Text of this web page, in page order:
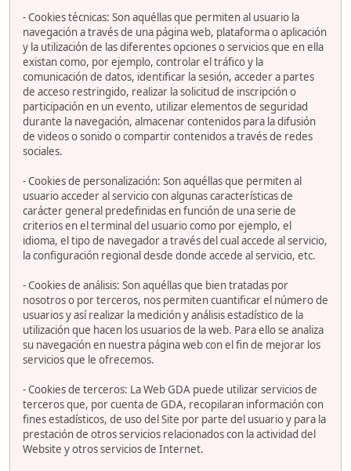
- Cookies técnicas: Son aquéllas que permiten al usuario la
navegación a través de una página web, plataforma o aplicación
y la utilización de las diferentes opciones o servicios que en ella
existan como, por ejemplo, controlar el tráfico y la
comunicación de datos, identificar la sesión, acceder a partes
de acceso restringido, realizar la solicitud de inscripción o
participación en un evento, utilizar elementos de seguridad
durante la navegación, almacenar contenidos para la difusión
de videos o sonido o compartir contenidos a través de redes
sociales.
- Cookies de personalización: Son aquéllas que permiten al
usuario acceder al servicio con algunas características de
carácter general predefinidas en función de una serie de
criterios en el terminal del usuario como por ejemplo, el
idioma, el tipo de navegador a través del cual accede al servicio,
la configuración regional desde donde accede al servicio, etc.
- Cookies de análisis: Son aquéllas que bien tratadas por
nosotros o por terceros, nos permiten cuantificar el número de
usuarios y así realizar la medición y análisis estadístico de la
utilización que hacen los usuarios de la web. Para ello se analiza
su navegación en nuestra página web con el fin de mejorar los
servicios que le ofrecemos.
- Cookies de terceros: La Web GDA puede utilizar servicios de
terceros que, por cuenta de GDA, recopilaran información con
fines estadísticos, de uso del Site por parte del usuario y para la
prestación de otros servicios relacionados con la actividad del
Website y otros servicios de Internet.